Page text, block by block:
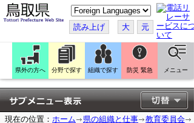
こ
の
ペ
ー
ジ
翻
訳
す
る
読み上げ 大 元
県外の方へ 分野で探す 組織で探す 防災 緊急 メニュー
現在の位置： ホーム 県の組織と仕事
教育委員会